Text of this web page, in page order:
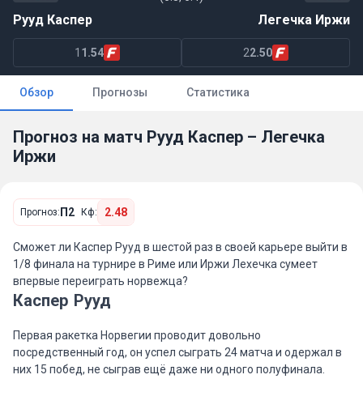
Рууд Каспер Легечка Иржи
1 1.54 22.50
Обзор Прогнозы Статистика
Прогноз на матч Рууд Каспер – Легечка
Иржи
Прогноз: П2 Кф: 2.48
Сможет ли Каспер Рууд в шестой раз в своей карьере выйти в
1/8 финала на турнире в Риме или Иржи Лехечка сумеет
впервые переиграть норвежца?
Каспер Рууд
Первая ракетка Норвегии проводит довольно
посредственный год, он успел сыграть 24 матча и одержал в
них 15 побед, не сыграв ещё даже ни одного полуфинала.